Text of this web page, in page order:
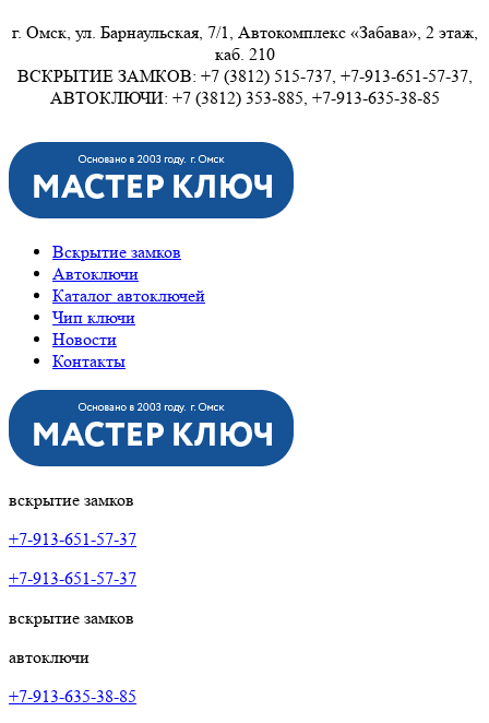
г. Омск, ул. Барнаульская, 7/1, Автокомплекс «Забава», 2 этаж,
каб. 210
ВСКРЫТИЕ ЗАМКОВ: +7 (3812) 515-737, +7-913-651-57-37,
АВТОКЛЮЧИ: +7 (3812) 353-885, +7-913-635-38-85
Вскрытие замков
Автоключи
Каталог автоключей
Чип ключи
Новости
Контакты
вскрытие замков
+7-913-651-57-37
+7-913-651-57-37
вскрытие замков
автоключи
+7-913-635-38-85